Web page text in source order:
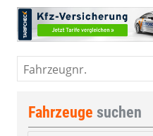
Fahrzeugnr.
Fahrzeuge suchen